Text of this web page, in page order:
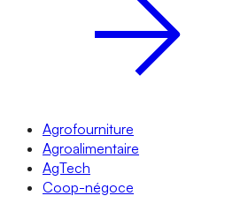
Agrofourniture
Agroalimentaire
AgTech
Coop-négoce